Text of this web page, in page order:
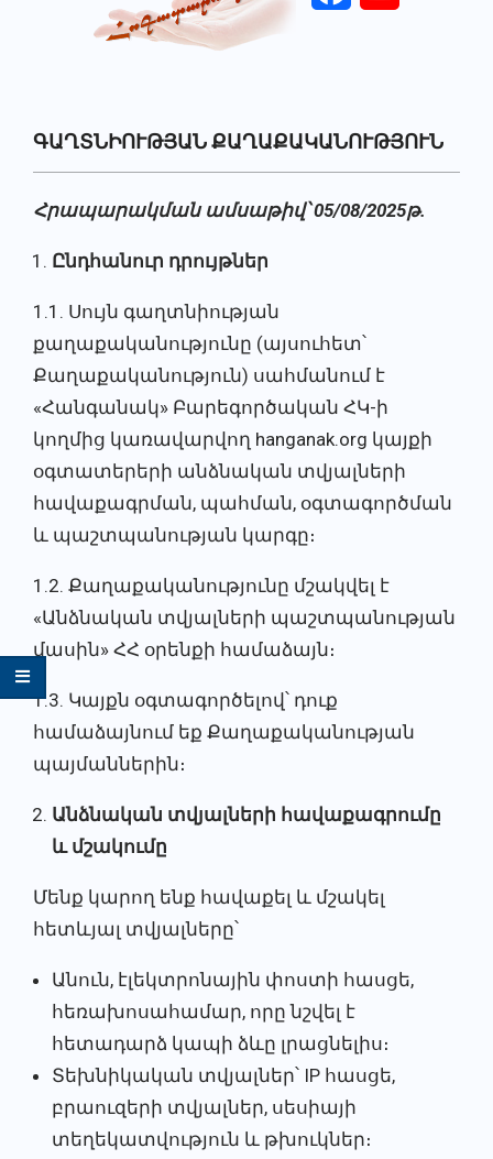
Navigation
Menu
ԳԱՂՏՆԻՈՒԹՅԱՆ ՔԱՂԱՔԱԿԱՆՈՒԹՅՈՒՆ
Հրապարակման ամսաթիվ՝ 05/08/2025թ.
Ընդհանուր դրույթներ
1.1. Սույն գաղտնիության
քաղաքականությունը (այսուհետ՝
Քաղաքականություն) սահմանում է
«Հանգանակ» Բարեգործական ՀԿ-ի
կողմից կառավարվող hanganak.org կայքի
օգտատերերի անձնական տվյալների
հավաքագրման, պահման, օգտագործման
և պաշտպանության կարգը։
1.2. Քաղաքականությունը մշակվել է
«Անձնական տվյալների պաշտպանության
մասին» ՀՀ օրենքի համաձայն։
1.3. Կայքն օգտագործելով՝ դուք
համաձայնում եք Քաղաքականության
պայմաններին։
Անձնական տվյալների հավաքագրումը
և մշակումը
Մենք կարող ենք հավաքել և մշակել
հետևյալ տվյալները՝
Անուն, էլեկտրոնային փոստի հասցե,
հեռախոսահամար, որը նշվել է
հետադարձ կապի ձևը լրացնելիս։
Տեխնիկական տվյալներ՝ IP հասցե,
բրաուզերի տվյալներ, սեսիայի
տեղեկատվություն և թխուկներ։